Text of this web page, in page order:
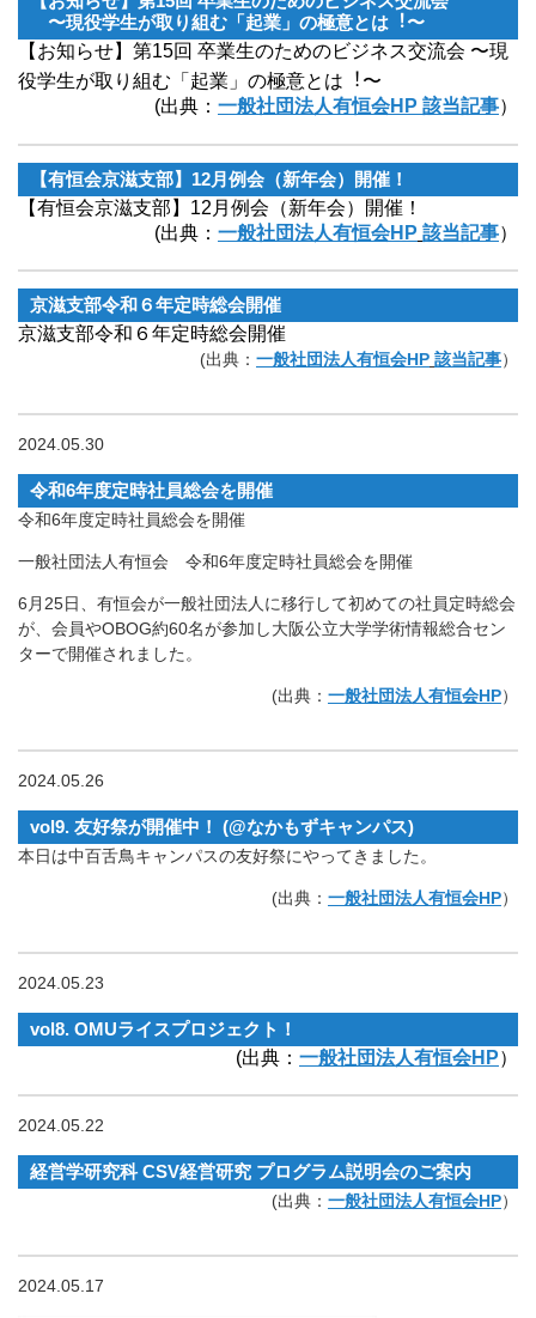
〜現役学⽣が取り組む「起業」の極意とは︕〜
【お知らせ】第15回 卒業⽣のためのビジネス交流会 〜現
役学⽣が取り組む「起業」の極意とは︕〜
(出典： 一般社団法人有恒会HP 該当記事）
【有恒会京滋支部】12月例会（新年会）開催！
【有恒会京滋支部】12月例会（新年会）開催！
(出典： 一般社団法人有恒会HP 該当記事）
京滋支部令和６年定時総会開催
京滋支部令和６年定時総会開催
(出典： 一般社団法人有恒会HP 該当記事）
2024.05.30
令和6年度定時社員総会を開催
令和6年度定時社員総会を開催
一般社団法人有恒会 令和6年度定時社員総会を開催
6月25日、有恒会が一般社団法人に移行して初めての社員定時総会
が、会員やOBOG約60名が参加し大阪公立大学学術情報総合セン
ターで開催されました。
(出典： 一般社団法人有恒会HP）
2024.05.26
vol9. 友好祭が開催中！ (@なかもずキャンパス)
本日は中百舌鳥キャンパスの友好祭にやってきました。
(出典： 一般社団法人有恒会HP）
2024.05.23
vol8. OMUライスプロジェクト！
(出典： 一般社団法人有恒会HP）
2024.05.22
経営学研究科 CSV経営研究 プログラム説明会のご案内
(出典： 一般社団法人有恒会HP）
2024.05.17